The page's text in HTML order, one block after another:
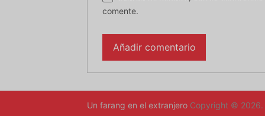
comente.
Un farang en el extranjero Copyright © 2026.